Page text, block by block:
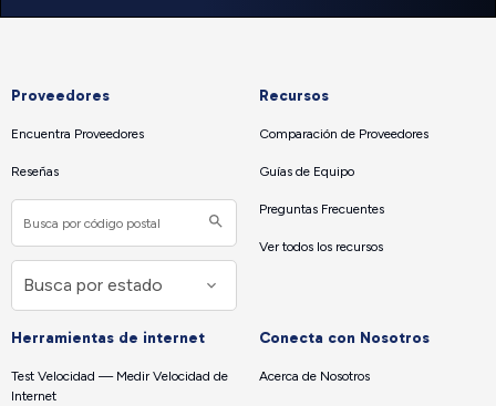
Proveedores
Encuentra Proveedores
Reseñas
Recursos
Comparación de Proveedores
Guías de Equipo
Preguntas Frecuentes
Ver todos los recursos
Herramientas de internet
Test Velocidad — Medir Velocidad de
Internet
Conecta con Nosotros
Acerca de Nosotros